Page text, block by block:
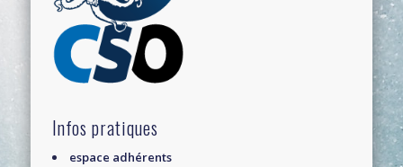
Infos pratiques
espace adhérents